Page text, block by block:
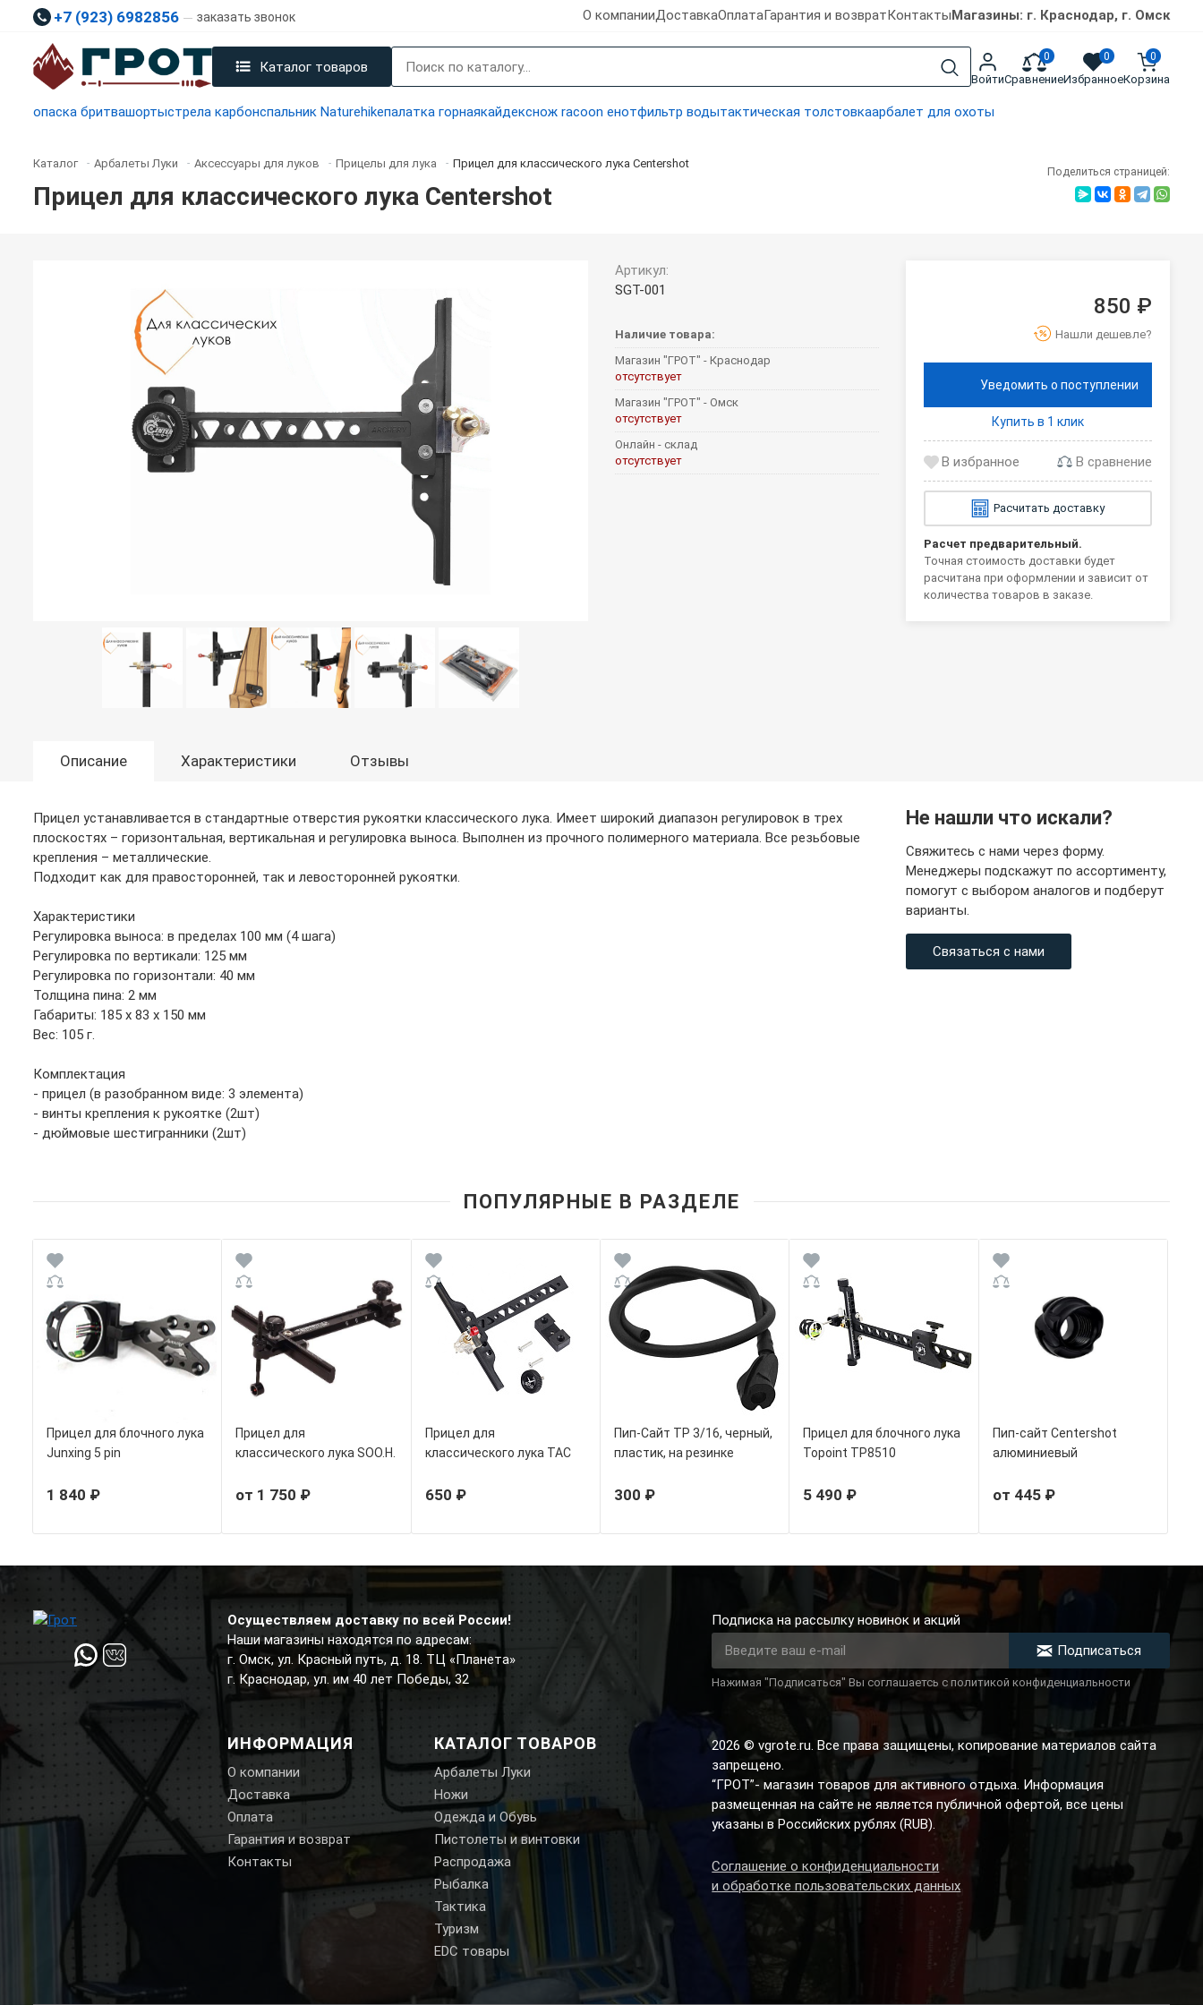
+7 (923) 6982856 заказать звонок О компанииДоставкаОплатаГарантия и возвратКонтактыМагазины: г. Краснодар, г. Омск
Каталог товаров
Войти
0
Сравнение
0
Избранное
0
Корзина
опаска бритвашортыстрела карбонспальник Naturehikeпалатка горнаякайдекснож racoon енотфильтр водытактическая толстовкаарбалет для охоты
Каталог - Арбалеты Луки - Аксессуары для луков - Прицелы для лука - Прицел для классического лука Centershot
Прицел для классического лука Centershot
Поделиться страницей:
Артикул:
SGT-001
Наличие товара:
Магазин "ГРОТ" - Краснодар
отсутствует
Магазин "ГРОТ" - Омск
отсутствует
Онлайн - склад
отсутствует
850 ₽
Нашли дешевле?
Уведомить о поступлении
Купить в 1 клик
В сравнение
Расчитать доставку
Расчет предварительный.
Точная стоимость доставки будет
расчитана при оформлении и зависит от
количества товаров в заказе.
Описание Характеристики Отзывы
Прицел устанавливается в стандартные отверстия рукоятки классического лука. Имеет широкий диапазон регулировок в трех
плоскостях – горизонтальная, вертикальная и регулировка выноса. Выполнен из прочного полимерного материала. Все резьбовые
крепления – металлические.
Подходит как для правосторонней, так и левосторонней рукоятки.
Характеристики
Регулировка выноса: в пределах 100 мм (4 шага)
Регулировка по вертикали: 125 мм
Регулировка по горизонтали: 40 мм
Толщина пина: 2 мм
Габариты: 185 х 83 х 150 мм
Вес: 105 г.
Комплектация
- прицел (в разобранном виде: 3 элемента)
- винты крепления к рукоятке (2шт)
- дюймовые шестигранники (2шт)
Не нашли что искали?
Свяжитесь с нами через форму.
Менеджеры подскажут по ассортименту,
помогут с выбором аналогов и подберут
варианты.
Связаться с нами
ПОПУЛЯРНЫЕ В РАЗДЕЛЕ
Прицел для блочного лука
Junxing 5 pin
1 840 ₽
Прицел для
классического лука SOO.H.
от 1 750 ₽
Прицел для
классического лука TAC
650 ₽
Пип-Сайт TP 3/16, черный,
пластик, на резинке
300 ₽
Прицел для блочного лука
Topoint TP8510
5 490 ₽
Пип-сайт Centershot
алюминиевый
от 445 ₽
Осуществляем доставку по всей России!
Наши магазины находятся по адресам:
г. Омск, ул. Красный путь, д. 18. ТЦ «Планета»
г. Краснодар, ул. им 40 лет Победы, 32
ИНФОРМАЦИЯ
О компании
Доставка
Оплата
Гарантия и возврат
Контакты
КАТАЛОГ ТОВАРОВ
Арбалеты Луки
Ножи
Одежда и Обувь
Пистолеты и винтовки
Распродажа
Рыбалка
Тактика
Туризм
EDC товары
Подписка на рассылку новинок и акций
Подписаться
Нажимая "Подписаться" Вы соглашаетсь с политикой конфиденциальности
2026 © vgrote.ru. Все права защищены, копирование материалов сайта
запрещено.
“ГРОТ”- магазин товаров для активного отдыха. Информация
размещенная на сайте не является публичной офертой, все цены
указаны в Российских рублях (RUB).
Соглашение о конфиденциальности
и обработке пользовательских данных